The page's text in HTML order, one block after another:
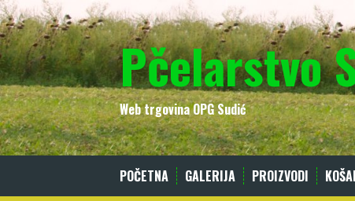
Skip
to
content
Pčelarstvo
Web trgovina OPG Sudić
POČETNA GALERIJA PROIZVODI